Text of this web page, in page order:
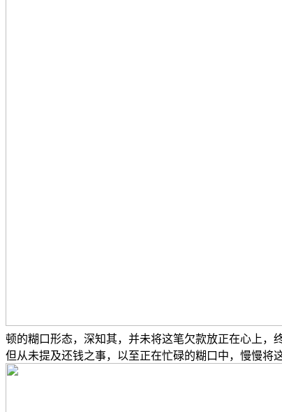
顿的糊口形态，深知其，并未将这笔欠款放正在心上，
但从未提及还钱之事，以至正在忙碌的糊口中，慢慢将